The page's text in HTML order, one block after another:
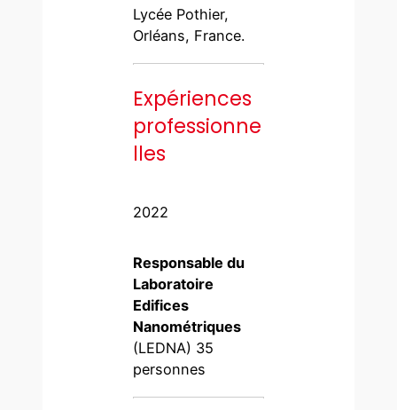
Lycée Pothier,
Orléans, France.
Expériences
professionne
lles
2022
Responsable du
Laboratoire
Edifices
Nanométriques
(LEDNA) 35
personnes